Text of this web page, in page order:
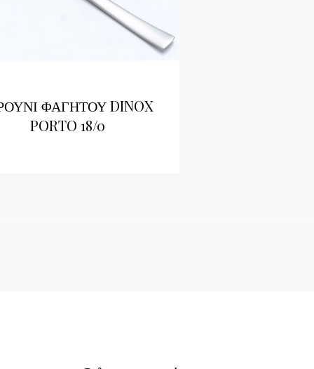
ΦΑΓΗΤΟΥ DINOX
PORTO 18/0